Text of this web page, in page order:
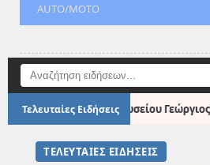
AUTO/MOTO
Τελευταίες Ειδήσεις
στα Χίδηρα της Δυτικής Λέσβου.
●
ΤΕΛΕΥΤΑΙΕΣ ΕΙΔΗΣΕΙΣ